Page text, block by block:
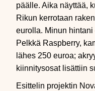
päälle. Aika näyttää,
Rikun kerrotaan
eurolla. Minun
Pelkkä Raspberry,
lähes 250 euroa;
kiinnitysosat lisättiin
Esittelin projektin